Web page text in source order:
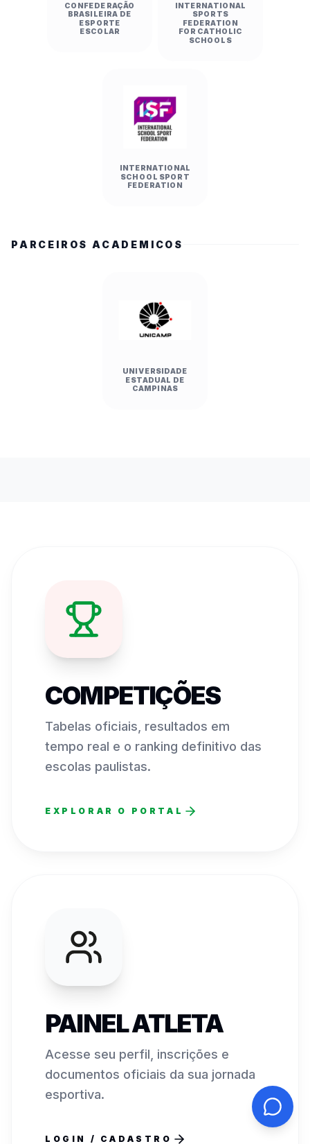
CONFEDERAÇÃO
BRASILEIRA DE
ESPORTE
ESCOLAR
INTERNATIONAL
SPORTS
FEDERATION
FOR CATHOLIC
SCHOOLS
INTERNATIONAL
SCHOOL SPORT
FEDERATION
PARCEIROS ACADEMICOS
UNIVERSIDADE
ESTADUAL DE
CAMPINAS
COMPETIÇÕES
Tabelas oficiais, resultados em
tempo real e o ranking definitivo das
escolas paulistas.
EXPLORAR O PORTAL
PAINEL ATLETA
Acesse seu perfil, inscrições e
documentos oficiais da sua jornada
esportiva.
LOGIN / CADASTRO